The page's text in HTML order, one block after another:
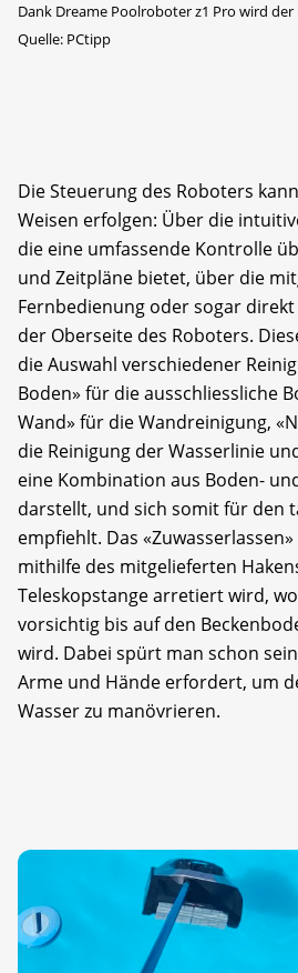
Dank Dreame Poolroboter z1 Pro wird
Quelle: PCtipp
Die Steuerung des Roboters
Weisen erfolgen: Über die
die eine umfassende Kontrolle
und Zeitpläne bietet, über die
Fernbedienung oder sogar
der Oberseite des Roboters.
die Auswahl verschiedener
Boden» für die ausschliessliche
Wand» für die Wandreinigung,
die Reinigung der Wasserlinie
eine Kombination aus Boden-
darstellt, und sich somit für den
empfiehlt. Das
mithilfe des mitgelieferten
Teleskopstange arretiert wird,
vorsichtig bis auf den
wird. Dabei spürt man schon
Arme und Hände erfordert, um
Wasser zu manövrieren.